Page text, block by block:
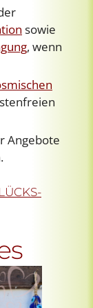
sowie
, wenn
Angebote